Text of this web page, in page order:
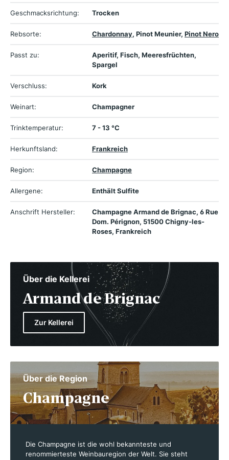
Geschmacksrichtung: Trocken
Rebsorte: Chardonnay, Pinot Meunier, Pinot Nero
Passt zu:
Aperitif, Fisch, Meeresfrüchten,
Spargel
Verschluss: Kork
Weinart: Champagner
Trinktemperatur: 7 - 13 °C
Herkunftsland: Frankreich
Region: Champagne
Allergene: Enthält Sulfite
Anschrift Hersteller:
Champagne Armand de Brignac, 6 Rue
Dom. Pérignon, 51500 Chigny-les-
Roses, Frankreich
Über die Kellerei
Armand de Brignac
Zur Kellerei
Über die Region
Champagne
Die Champagne ist die wohl bekannteste und
renommierteste Weinbauregion der Welt. Sie steht